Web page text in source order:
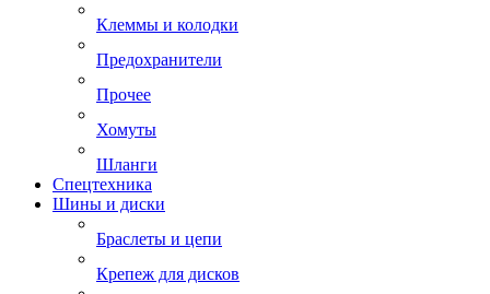
Клеммы и колодки
Предохранители
Прочее
Хомуты
Шланги
Спецтехника
Шины и диски
Браслеты и цепи
Крепеж для дисков